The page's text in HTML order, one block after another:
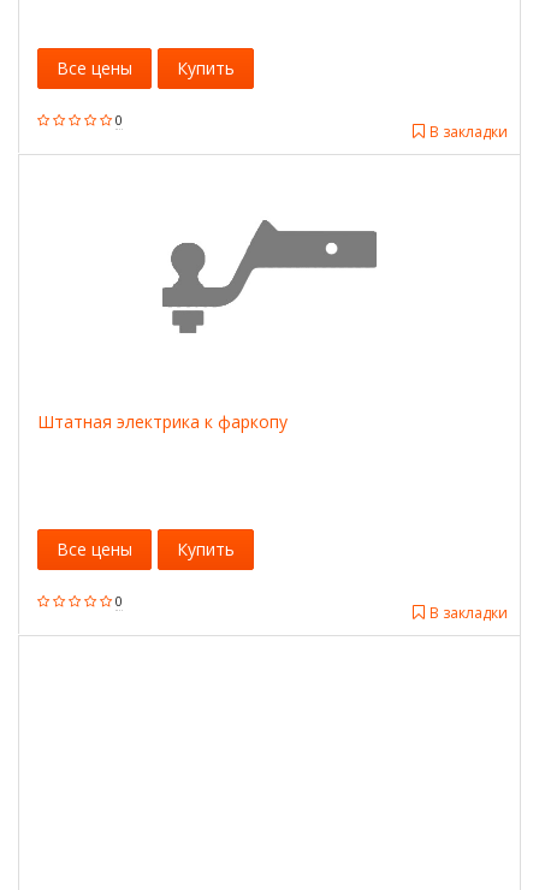
0
В закладки
Все цены Купить
Штатная электрика к фаркопу
0
В закладки
Все цены Купить